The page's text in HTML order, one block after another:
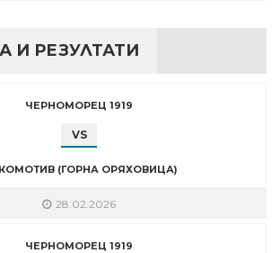
И РЕЗУЛТАТИ
ЧЕРНОМОРЕЦ 1919
VS
(ГОРНА ОРЯХОВИЦА)
28.02.2026
ЧЕРНОМОРЕЦ 1919